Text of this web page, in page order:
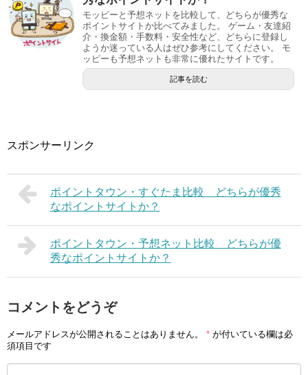
モッピーと予想ネットを比較して、どちらが優秀な
ポイントサイトか比べてみました。 ゲーム・友達紹
介・換金額・手数料・安全性など、どちらに登録し
ようか迷っている人はぜひ参考にしてください。 モ
ッピーも予想ネットも非常に優れたサイトです。
記事を読む
スポンサーリンク
ポイントタウン・すぐたま比較 どちらが優秀
なポイントサイトか？
ポイントタウン・予想ネット比較 どちらが優
秀なポイントサイトか？
コメントをどうぞ
メールアドレスが公開されることはありません。 * が付いている欄は必
須項目です